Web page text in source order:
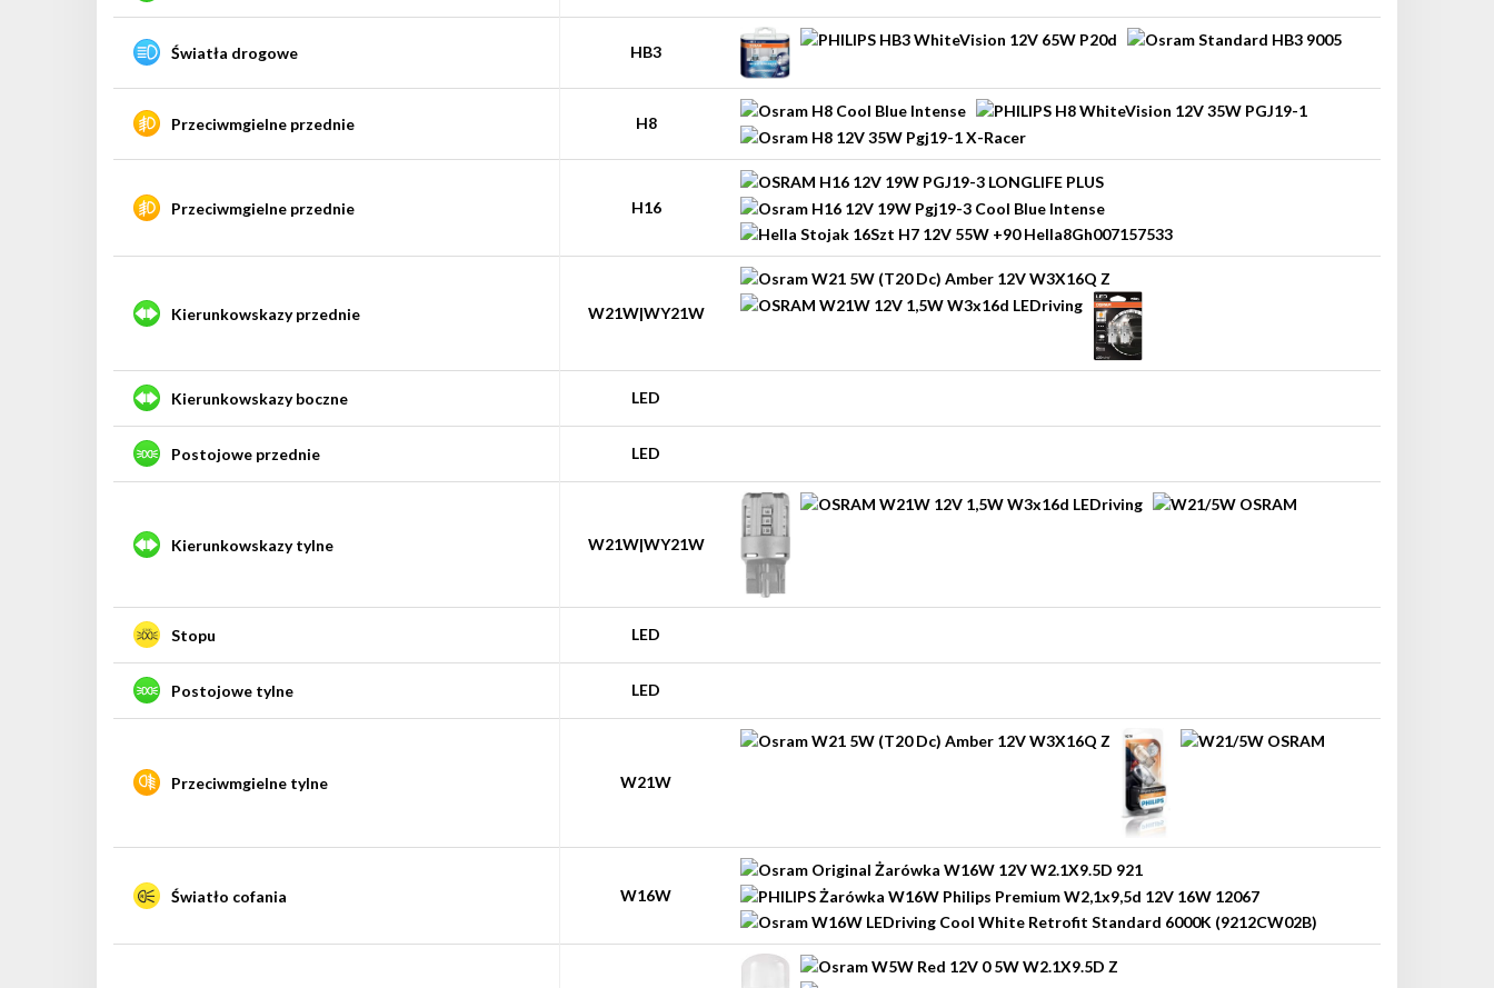
Światła drogowe HB3
Przeciwmgielne przednie H8
Przeciwmgielne przednie H16
Kierunkowskazy przednie W21W|WY21W
Kierunkowskazy boczne LED
Postojowe przednie LED
Kierunkowskazy tylne W21W|WY21W
Stopu LED
Postojowe tylne LED
Przeciwmgielne tylne W21W
Światło cofania W16W